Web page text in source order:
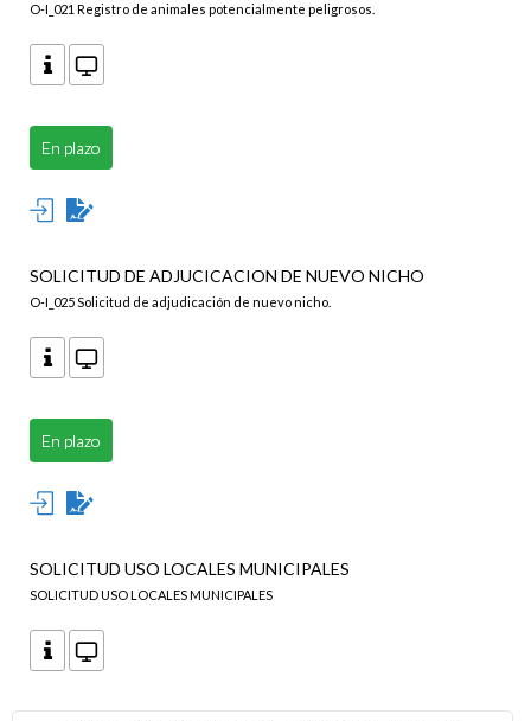
O-I_021 Registro de animales potencialmente peligrosos.
En plazo
SOLICITUD DE ADJUCICACION DE NUEVO NICHO
O-I_025 Solicitud de adjudicación de nuevo nicho.
En plazo
SOLICITUD USO LOCALES MUNICIPALES
SOLICITUD USO LOCALES MUNICIPALES